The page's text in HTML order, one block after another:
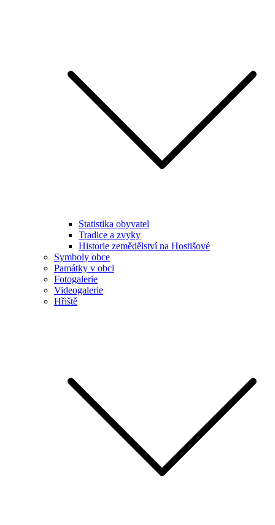
Statistika obyvatel
Tradice a zvyky
Historie zemědělství na Hostišové
Symboly obce
Památky v obci
Fotogalerie
Videogalerie
Hřiště